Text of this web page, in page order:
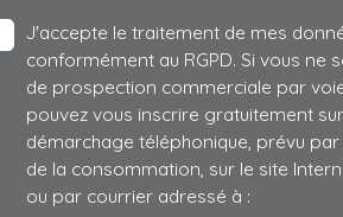
J'accepte le traitement de mes
conformément au RGPD. Si vous ne
de prospection commerciale par
pouvez vous inscrire gratuitement
démarchage téléphonique, prévu par
de la consommation, sur le site
ou par courrier adressé à :